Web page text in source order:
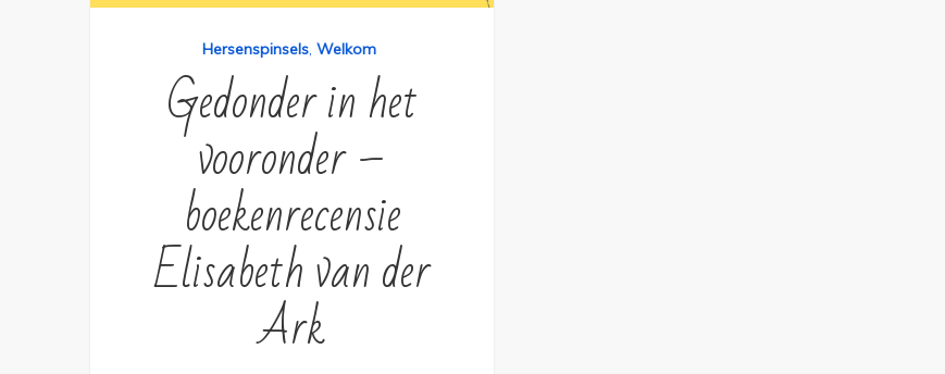
Hersenspinsels, Welkom
Gedonder in het
vooronder –
boekenrecensie
Elisabeth van der
Ark